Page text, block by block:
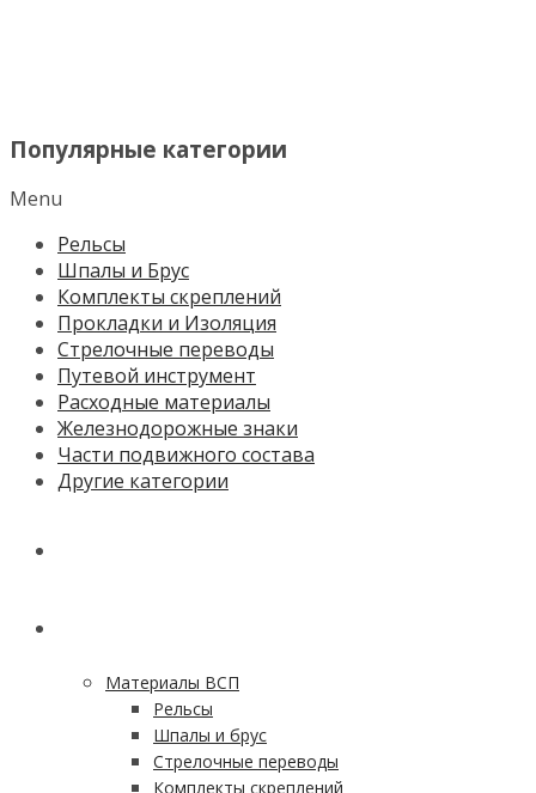
Популярные категории
Menu
Рельсы
Шпалы и Брус
Комплекты скреплений
Прокладки и Изоляция
Стрелочные переводы
Путевой инструмент
Расходные материалы
Железнодорожные знаки
Части подвижного состава
Другие категории
Материалы ВСП
Рельсы
Шпалы и брус
Стрелочные переводы
Комплекты скреплений